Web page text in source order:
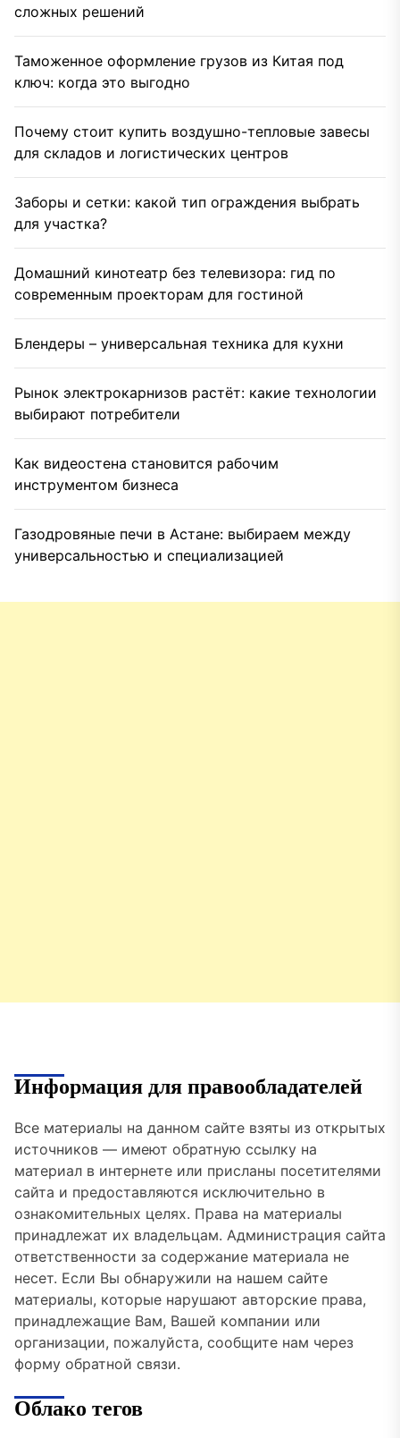
сложных решений
Таможенное оформление грузов из Китая под
ключ: когда это выгодно
Почему стоит купить воздушно-тепловые завесы
для складов и логистических центров
Заборы и сетки: какой тип ограждения выбрать
для участка?
Домашний кинотеатр без телевизора: гид по
современным проекторам для гостиной
Блендеры – универсальная техника для кухни
Рынок электрокарнизов растёт: какие технологии
выбирают потребители
Как видеостена становится рабочим
инструментом бизнеса
Газодровяные печи в Астане: выбираем между
универсальностью и специализацией
Информация для правообладателей
Все материалы на данном сайте взяты из открытых
источников — имеют обратную ссылку на
материал в интернете или присланы посетителями
сайта и предоставляются исключительно в
ознакомительных целях. Права на материалы
принадлежат их владельцам. Администрация сайта
ответственности за содержание материала не
несет. Если Вы обнаружили на нашем сайте
материалы, которые нарушают авторские права,
принадлежащие Вам, Вашей компании или
организации, пожалуйста, сообщите нам через
форму обратной связи.
Облако тегов